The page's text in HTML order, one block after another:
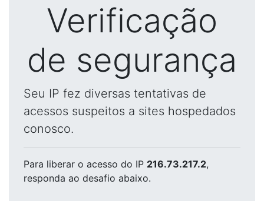
Verificação
de segurança
Seu IP fez diversas tentativas de
acessos suspeitos a sites hospedados
conosco.
Para liberar o acesso do IP 216.73.217.2,
responda ao desafio abaixo.